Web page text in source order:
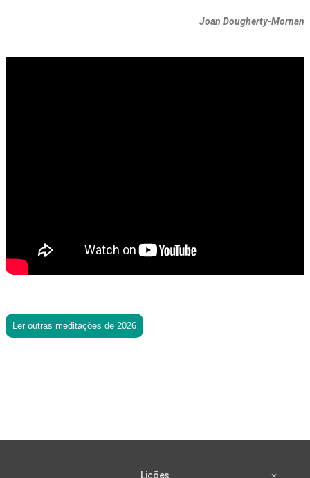
Joan Dougherty-Mornan
Ler outras meditações de 2026
Lições